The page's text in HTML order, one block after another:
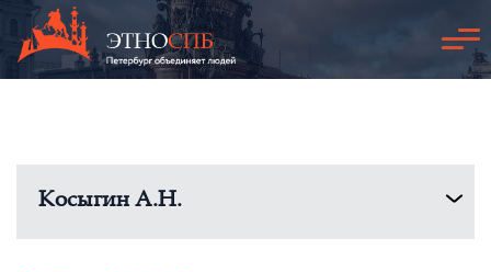
Косыгин А.Н.